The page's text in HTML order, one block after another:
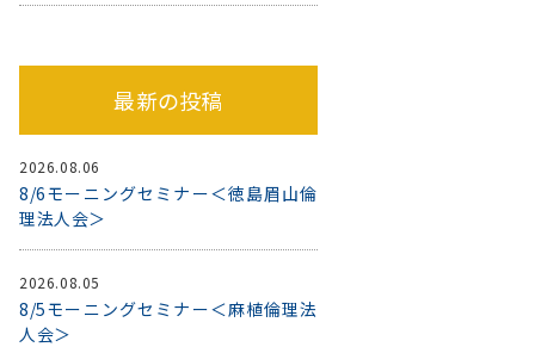
最新の投稿
2026.08.06
8/6モーニングセミナー＜徳島眉山倫
理法人会＞
2026.08.05
8/5モーニングセミナー＜麻植倫理法
人会＞